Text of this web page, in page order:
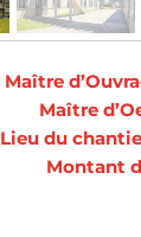
Maître
Maître
Lieu du
Montant